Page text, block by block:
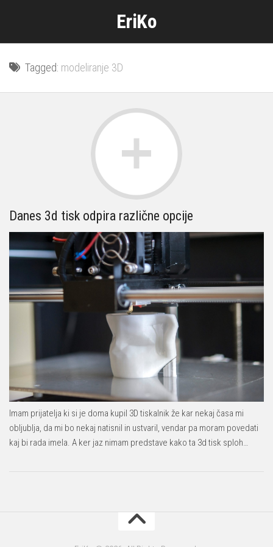
EriKo
Tagged: modeliranje 3D
Danes 3d tisk odpira različne opcije
Imam prijatelja ki si je doma kupil 3D tiskalnik že kar nekaj časa mi
obljublja, da mi bo nekaj natisnil in ustvaril, vendar pa moram povedati
kaj bi rada imela. A ker jaz nimam predstave kako ta 3d tisk sploh…